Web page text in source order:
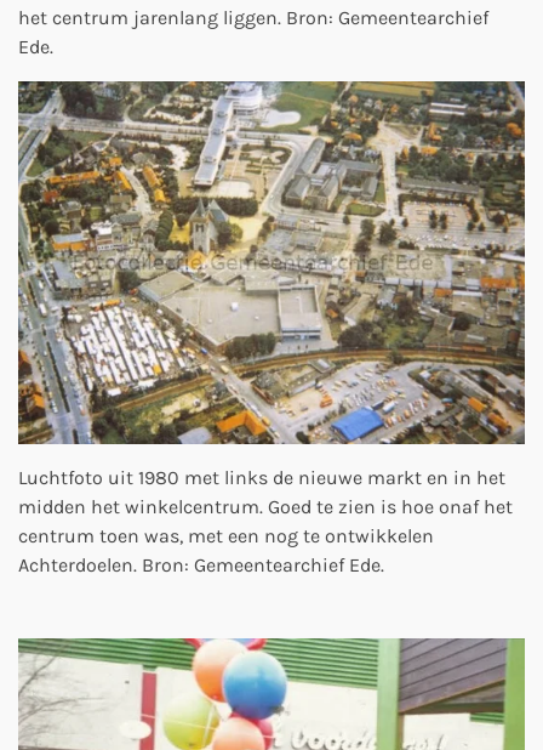
het centrum jarenlang liggen. Bron: Gemeentearchief
Ede.
Luchtfoto uit 1980 met links de nieuwe markt en in het
midden het winkelcentrum. Goed te zien is hoe onaf het
centrum toen was, met een nog te ontwikkelen
Achterdoelen. Bron: Gemeentearchief Ede.